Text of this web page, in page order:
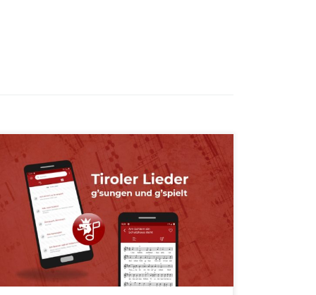
TIROL – Nach dem großartigen Erfolg
der drei Auflagen des Liederbuchs bringt
der Südtiroler Schützenbund sein
Liederbuch digital als Applikation für
mobile Geräte heraus. Unter dem Titel
„Tiroler Lieder, g’sungen und g’spielt“
werden rund 150 bekannte Lieder aus
dem Tiroler- und dem Alpenraum sowie